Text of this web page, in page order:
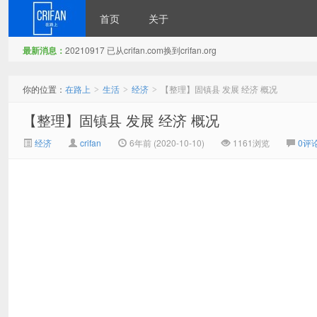
首页 关于
最新消息： 20210917 已从crifan.com换到crifan.org
你的位置： 在路上 > 生活 > 经济 > 【整理】固镇县 发展 经济 概况
【整理】固镇县 发展 经济 概况
经济 crifan 6年前 (2020-10-10) 1161浏览 0评